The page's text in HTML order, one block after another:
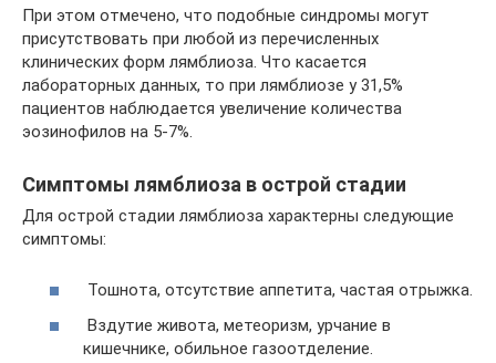
При этом отмечено, что подобные синдромы могут
присутствовать при любой из перечисленных
клинических форм лямблиоза. Что касается
лабораторных данных, то при лямблиозе у 31,5%
пациентов наблюдается увеличение количества
эозинофилов на 5-7%.
Симптомы лямблиоза в острой стадии
Для острой стадии лямблиоза характерны следующие
симптомы:
Тошнота, отсутствие аппетита, частая отрыжка.
Вздутие живота, метеоризм, урчание в
кишечнике, обильное газоотделение.